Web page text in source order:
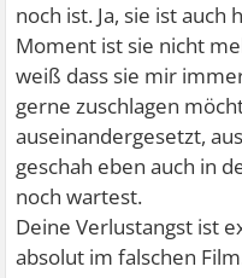
noch ist. Ja, sie ist auch
Moment ist sie nicht
weiß dass sie mir
gerne zuschlagen
auseinandergesetzt,
geschah eben auch in
noch wartest.
Deine Verlustangst ist
absolut im falschen